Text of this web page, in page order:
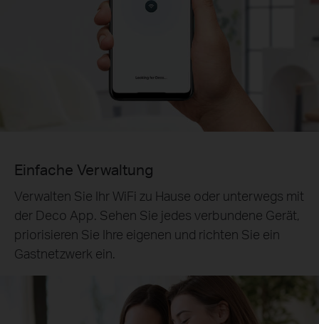
Einfache Verwaltung
Verwalten Sie Ihr WiFi zu Hause oder unterwegs mit
der Deco App. Sehen Sie jedes verbundene Gerät,
priorisieren Sie Ihre eigenen und richten Sie ein
Gastnetzwerk ein.